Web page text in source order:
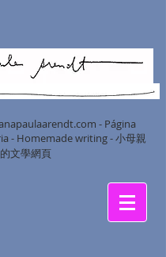
- Página
- Homemade writing - 小母親
文學網頁